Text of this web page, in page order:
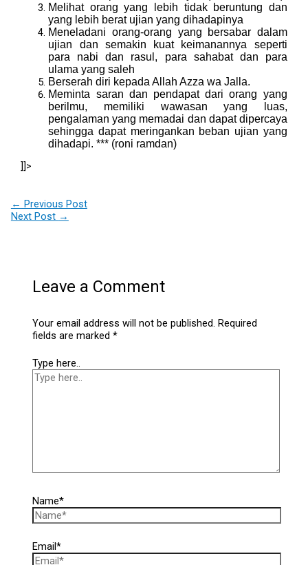
Melihat orang yang lebih tidak beruntung dan
yang lebih berat ujian yang dihadapinya
Meneladani orang-orang yang bersabar dalam
ujian dan semakin kuat keimanannya seperti
para nabi dan rasul, para sahabat dan para
ulama yang saleh
Berserah diri kepada Allah Azza wa Jalla.
Meminta saran dan pendapat dari orang yang
berilmu, memiliki wawasan yang luas,
pengalaman yang memadai dan dapat dipercaya
sehingga dapat meringankan beban ujian yang
dihadapi. *** (roni ramdan)
]]>
← Previous Post
Next Post →
Leave a Comment
Your email address will not be published. Required
fields are marked*
Type here..
Name*
Email*